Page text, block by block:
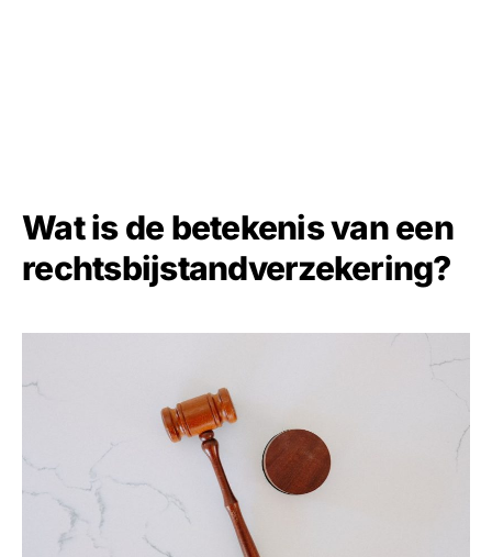
Wat is de betekenis van een
rechtsbijstandverzekering?